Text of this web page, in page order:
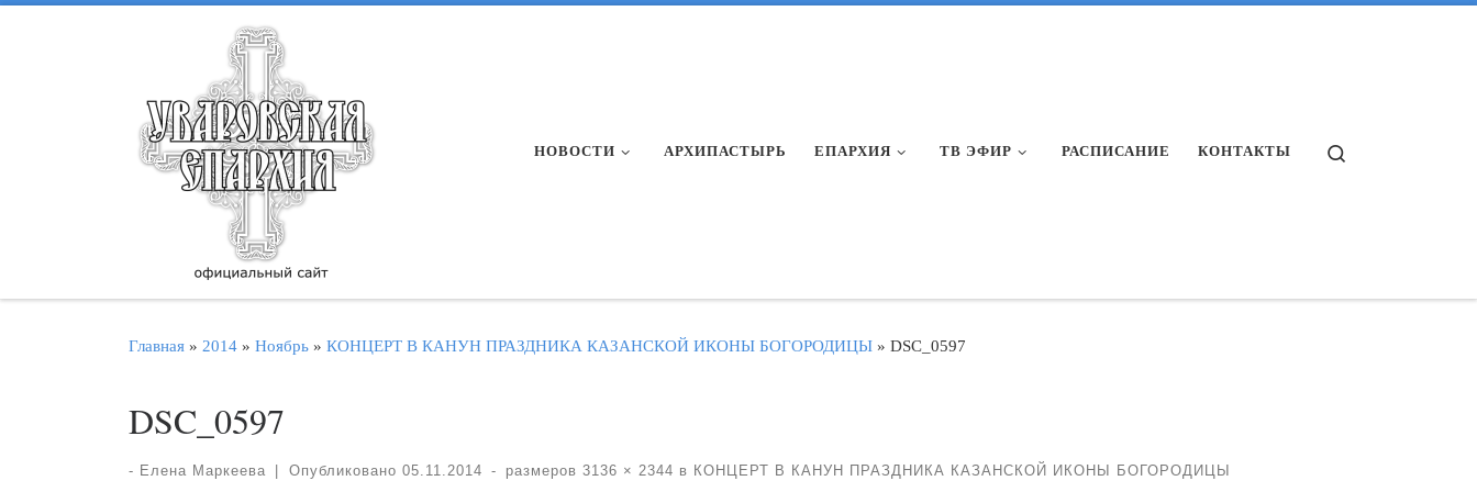
НОВОСТИ АРХИПАСТЫРЬ ЕПАРХИЯ ТВ ЭФИР РАСПИСАНИЕ КОНТАКТЫ
Главная » 2014 » Ноябрь » КОНЦЕРТ В КАНУН ПРАЗДНИКА КАЗАНСКОЙ ИКОНЫ БОГОРОДИЦЫ » DSC_0597
DSC_0597
- Елена Маркеева Опубликовано 05.11.2014 - размеров 3136 × 2344 в КОНЦЕРТ В КАНУН ПРАЗДНИКА КАЗАНСКОЙ ИКОНЫ БОГОРОДИЦЫ